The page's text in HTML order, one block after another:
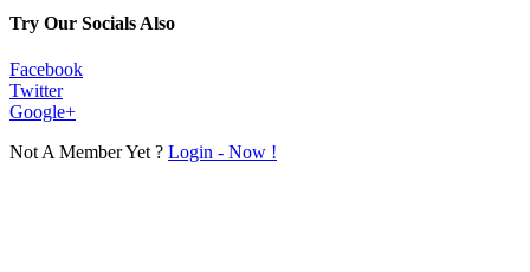
Try Our Socials Also
Facebook
Twitter
Google+
Not A Member Yet ? Login - Now !